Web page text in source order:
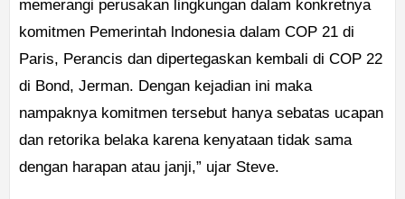
memerangi perusakan lingkungan dalam konkretnya
komitmen Pemerintah lndonesia dalam COP 21 di
Paris, Perancis dan dipertegaskan kembali di COP 22
di Bond, Jerman. Dengan kejadian ini maka
nampaknya komitmen tersebut hanya sebatas ucapan
dan retorika belaka karena kenyataan tidak sama
dengan harapan atau janji,” ujar Steve.